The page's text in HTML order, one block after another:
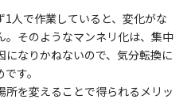
人で作業していると、変化がな
。そのようなマンネリ化は、集中
なりかねないので、気分転換に
す。
所を変えることで得られるメリッ